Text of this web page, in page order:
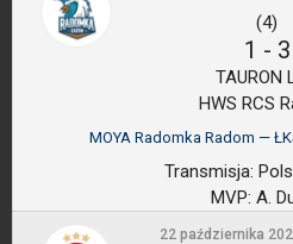
(4)
1 - 3
TAURON
HWS RCS
MOYA Radomka Radom —
Transmisja:
MVP: A.
22 października